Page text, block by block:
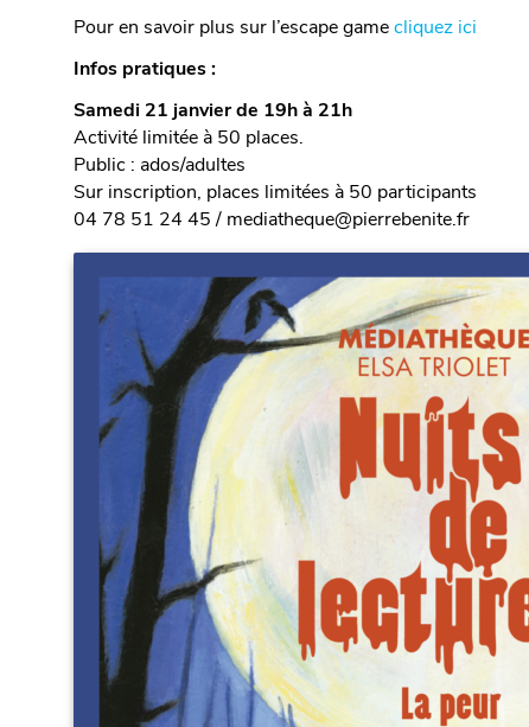
Pour en savoir plus sur l’escape gamecliquez ici
Infos pratiques :
Samedi 21 janvier de 19h à 21h
Activité limitée à 50 places.
Public : ados/adultes
Sur inscription, places limitées à 50 participants
04 78 51 24 45 / mediatheque@pierrebenite.fr